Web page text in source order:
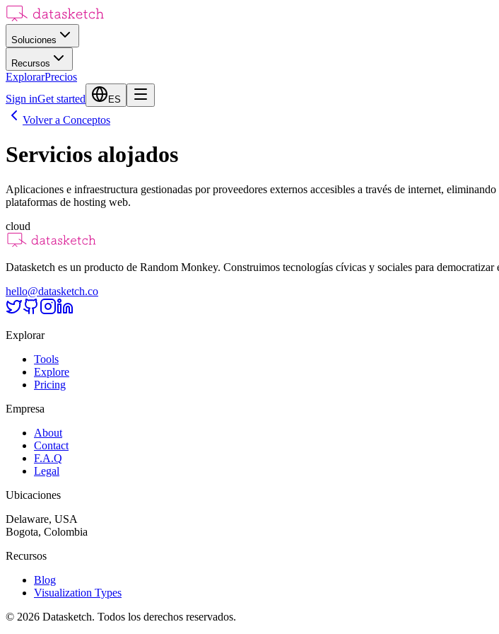
Soluciones
Recursos
ExplorarPrecios
Sign inGet started ES
Volver a Conceptos
Servicios alojados
Aplicaciones e infraestructura gestionadas por proveedores externos accesibles a través de internet,
plataformas de hosting web.
cloud
Datasketch es un producto de Random Monkey. Construimos tecnologías cívicas y sociales para democratizar
hello@datasketch.co
Explorar
Tools
Explore
Pricing
Empresa
About
Contact
F.A.Q
Legal
Ubicaciones
Delaware, USA
Bogota, Colombia
Recursos
Blog
Visualization Types
© 2026 Datasketch. Todos los derechos reservados.